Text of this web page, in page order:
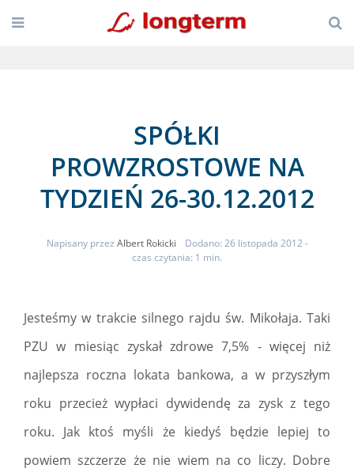
SPÓŁKI
PROWZROSTOWE NA
TYDZIEŃ 26-30.12.2012
Napisany przez Albert Rokicki Dodano: 26 listopada 2012 -
czas czytania: 1 min.
Jesteśmy w trakcie silnego rajdu św. Mikołaja. Taki
PZU w miesiąc zyskał zdrowe 7,5% - więcej niż
najlepsza roczna lokata bankowa, a w przyszłym
roku przecież wypłaci dywidendę za zysk z tego
roku. Jak ktoś myśli że kiedyś będzie lepiej to
powiem szczerze że nie wiem na co liczy. Dobre